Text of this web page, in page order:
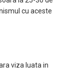
cu aceste
viza luata in